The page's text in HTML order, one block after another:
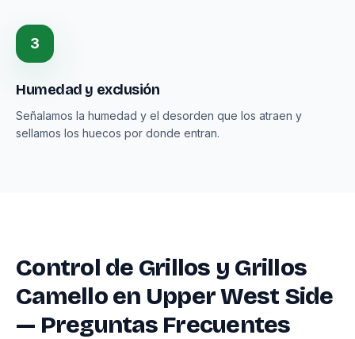
3
Humedad y exclusión
Señalamos la humedad y el desorden que los atraen y
sellamos los huecos por donde entran.
Control de Grillos y Grillos
Camello en Upper West Side
— Preguntas Frecuentes